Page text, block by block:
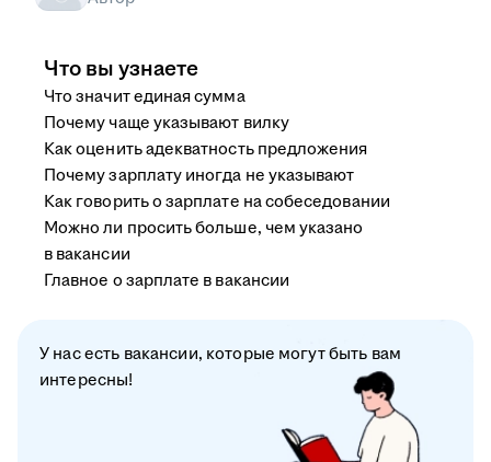
Что вы узнаете
Что значит единая сумма
Почему чаще указывают вилку
Как оценить адекватность предложения
Почему зарплату иногда не указывают
Как говорить о зарплате на собеседовании
Можно ли просить больше, чем указано
в вакансии
Главное о зарплате в вакансии
У нас есть вакансии, которые могут быть вам
интересны!